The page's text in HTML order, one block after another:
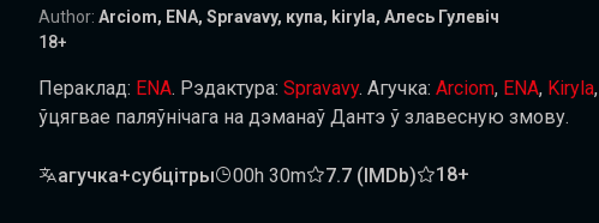
Author: Arciom, ENA, Spravavy, купа, kiryla, Алесь Гулевіч
18+
Пераклад: ENA. Рэдактура: Spravavy. Агучка: Arciom, ENA, Kiryla,
ўцягвае паляўнічага на дэманаў Дантэ ў злавесную змову.
агучка+субцітры 00h 30m 7.7 (IMDb) 18+